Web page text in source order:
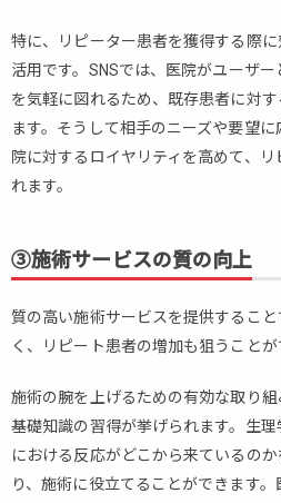
特に、リピーター患者を獲得する際
活用です。SNSでは、医院がユーザ
を気軽に図れるため、既存患者に対
ます。そうして相手のニーズや要望
院に対するロイヤリティを高めて、
れます。
③施術サービスの質の向上
質の高い施術サービスを提供するこ
く、リピート患者の増加も狙うことが
施術の腕を上げるための有効な取り
基礎知識の習得が挙げられます。生
における反応がどこから来ているの
り、施術に役立てることができます